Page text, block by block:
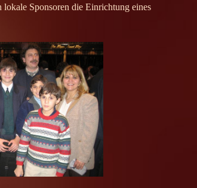
Sponsoren die Einrichtung eines